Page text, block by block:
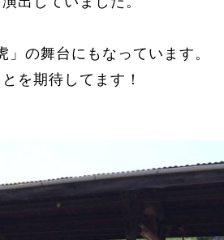
の舞台にもなっています。
を期待してます！